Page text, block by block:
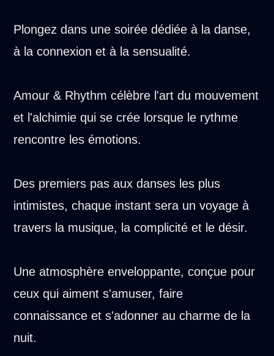
Plongez dans une soirée dédiée à la danse,
à la connexion et à la sensualité.
Amour & Rhythm célèbre l'art du mouvement
et l'alchimie qui se crée lorsque le rythme
rencontre les émotions.
Des premiers pas aux danses les plus
intimistes, chaque instant sera un voyage à
travers la musique, la complicité et le désir.
Une atmosphère enveloppante, conçue pour
ceux qui aiment s'amuser, faire
connaissance et s'adonner au charme de la
nuit.